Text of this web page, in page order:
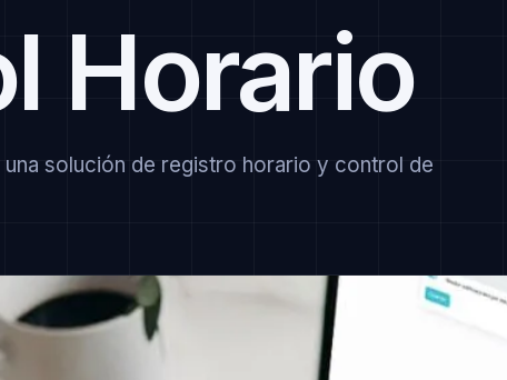
con Claude y GPT Visibilidad en ChatGPT y Claude
WordPress
seguridad y backups
Marca blanca
Partner técnico para agencias
Horario
solución de registro horario y control de